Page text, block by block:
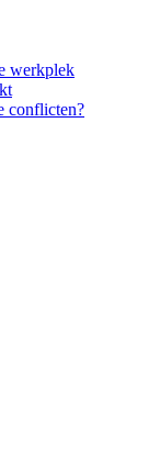
werkplek
conflicten?